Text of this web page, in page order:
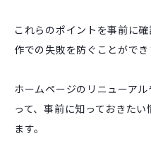
これらのポイントを事前に
作での失敗を防ぐことができ
ホームページのリニューア
って、事前に知っておきた
ます。